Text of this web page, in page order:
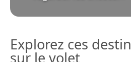
Explorez ces
sur le volet